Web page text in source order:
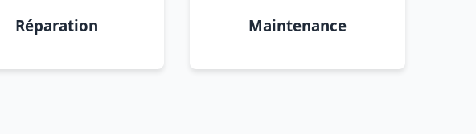
Réparation Maintenance